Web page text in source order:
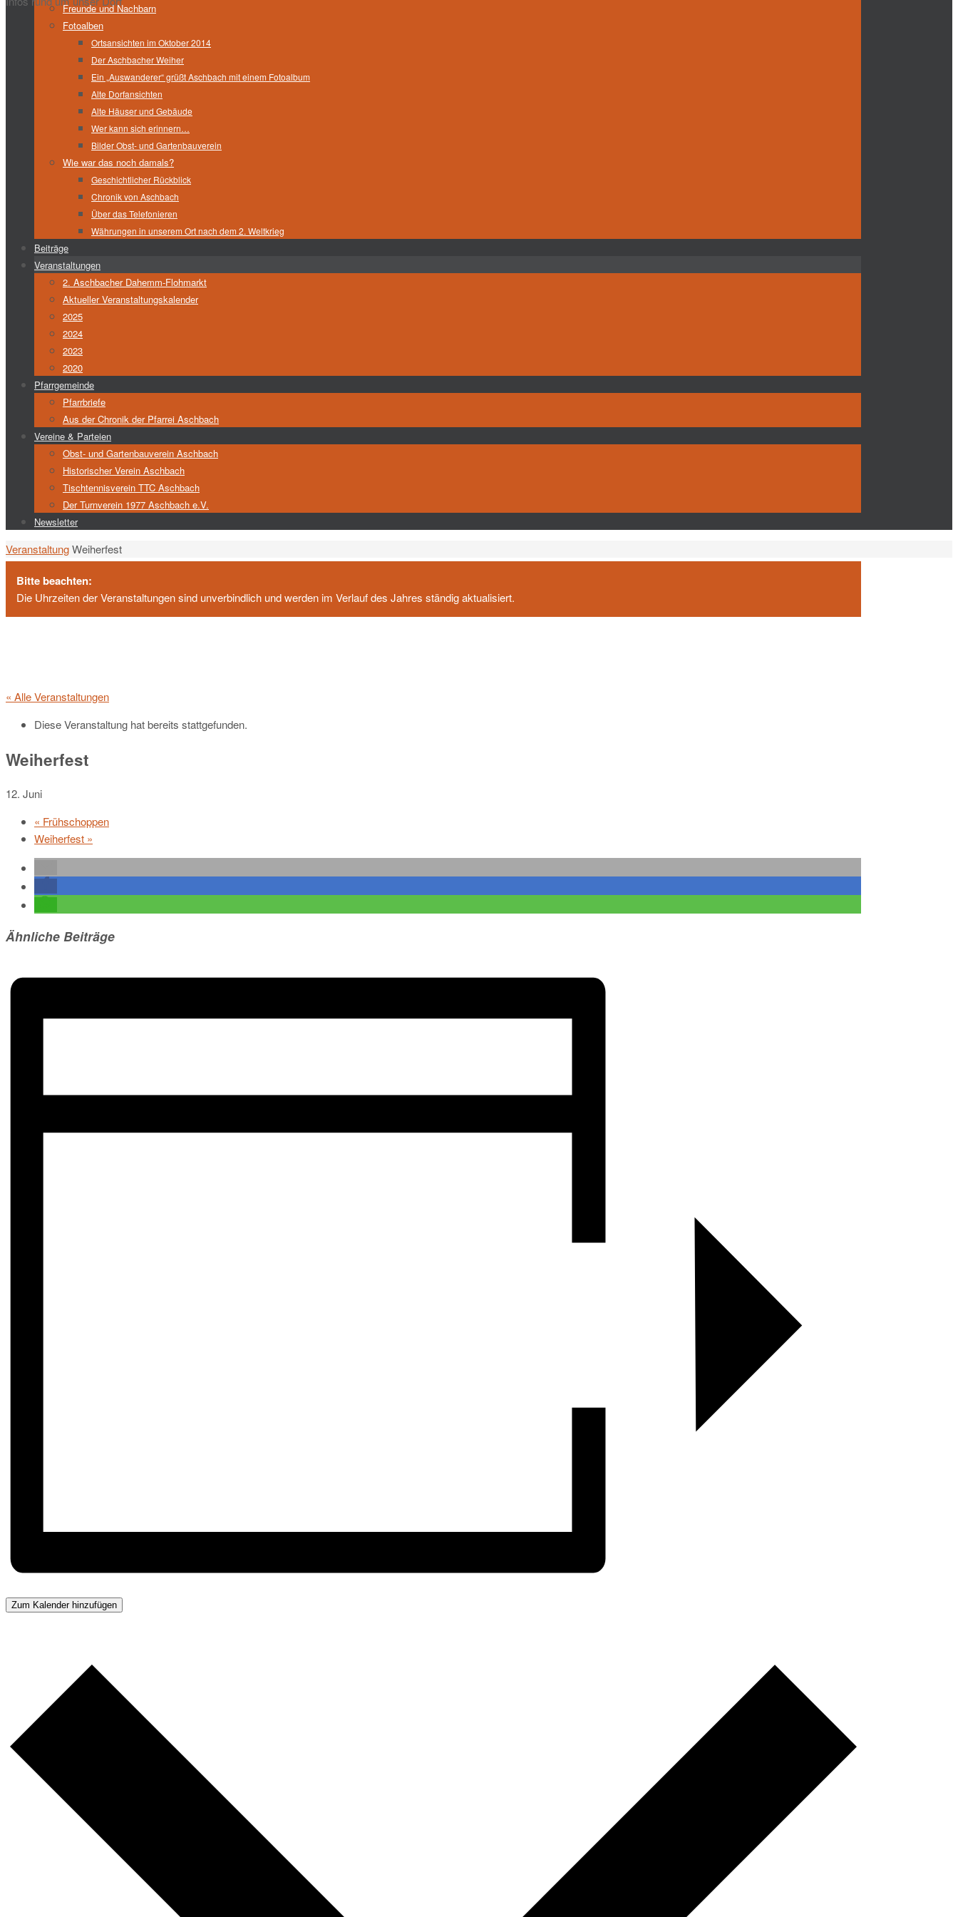
Freunde und Nachbarn
Fotoalben
Ortsansichten im Oktober 2014
Der Aschbacher Weiher
Ein „Auswanderer“ grüßt Aschbach mit einem Fotoalbum
Alte Dorfansichten
Alte Häuser und Gebäude
Wer kann sich erinnern…
Bilder Obst- und Gartenbauverein
Wie war das noch damals?
Geschichtlicher Rückblick
Chronik von Aschbach
Über das Telefonieren
Währungen in unserem Ort nach dem 2. Weltkrieg
Beiträge
Veranstaltungen
2. Aschbacher Dahemm-Flohmarkt
Aktueller Veranstaltungskalender
2025
2024
2023
2020
Pfarrgemeinde
Pfarrbriefe
Aus der Chronik der Pfarrei Aschbach
Vereine & Parteien
Obst- und Gartenbauverein Aschbach
Historischer Verein Aschbach
Tischtennisverein TTC Aschbach
Der Turnverein 1977 Aschbach e.V.
Newsletter
Start
VeranstaltungWeiherfest
Bitte beachten:
Die Uhrzeiten der Veranstaltungen sind unverbindlich und werden im Verlauf des Jahres ständig aktualisiert.
« Alle Veranstaltungen
Diese Veranstaltung hat bereits stattgefunden.
Weiherfest
12. Juni
« Frühschoppen
Weiherfest »
Ähnliche Beiträge
Zum Kalender hinzufügen